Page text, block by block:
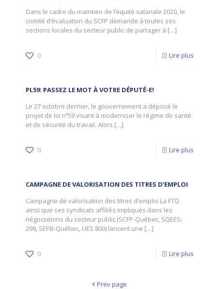
Dans le cadre du maintien de l’équité salariale 2020, le
comité d’évaluation du SCFP demande à toutes ses
sections locales du secteur public de partager à […]
0 Lire plus
PL59: PASSEZ LE MOT À VOTRE DÉPUTÉ-E!
Le 27 octobre dernier, le gouvernement a déposé le
projet de loi nº59 visant à moderniser le régime de santé
et de sécurité du travail. Alors […]
0 Lire plus
CAMPAGNE DE VALORISATION DES TITRES D’EMPLOI
Campagne de valorisation des titres d’emploi La FTQ
ainsi que ses syndicats affiliés impliqués dans les
négociations du secteur public (SCFP-Québec, SQEES-
298, SEPB-Québec, UES 800) lancent une […]
0 Lire plus
Prev page